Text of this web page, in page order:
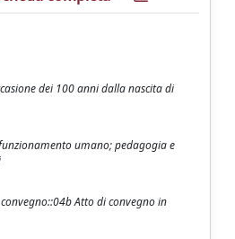
dei 100 anni dalla nascita di
umano; pedagogia e
Atto di convegno in